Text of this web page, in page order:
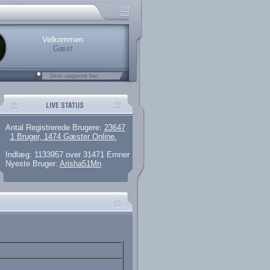
brugere
artikler og 135 guides
her.
Velkommen
Gæst
Antal Registrerede Brugere: 23647
1 Bruger, 1474 Gæster Online.
Indlæg: 1133957 over 31471 Emner
Nyeste Bruger: Arisha51Mn